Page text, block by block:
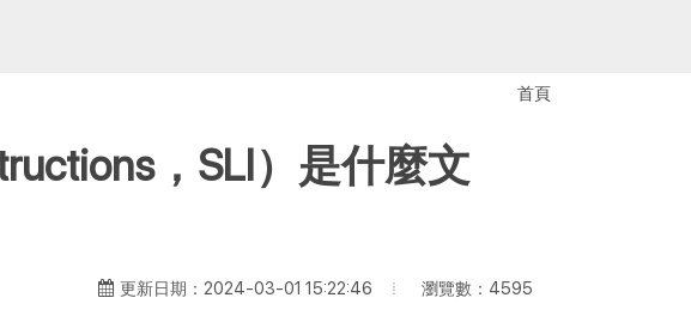
首頁
，SLI）是什麼文
更新日期：2024-03-01 15:22:46 瀏覽數：4595